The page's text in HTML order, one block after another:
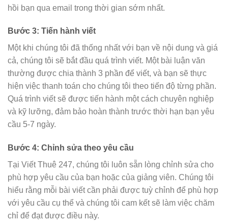
hồi bạn qua email trong thời gian sớm nhất.
Bước 3: Tiến hành viết
Một khi chúng tôi đã thống nhất với bạn về nội dung và giá
cả, chúng tôi sẽ bắt đầu quá trình viết. Một bài luận văn
thường được chia thành 3 phần để viết, và bạn sẽ thực
hiện việc thanh toán cho chúng tôi theo tiến độ từng phần.
Quá trình viết sẽ được tiến hành một cách chuyên nghiệp
và kỹ lưỡng, đảm bảo hoàn thành trước thời hạn bạn yêu
cầu 5-7 ngày.
Bước 4: Chỉnh sửa theo yêu cầu
Tại Viết Thuê 247, chúng tôi luôn sẵn lòng chỉnh sửa cho
phù hợp yêu cầu của bạn hoặc của giảng viên. Chúng tôi
hiểu rằng mỗi bài viết cần phải được tuỳ chỉnh để phù hợp
với yêu cầu cụ thể và chúng tôi cam kết sẽ làm việc chăm
chỉ để đạt được điều này.